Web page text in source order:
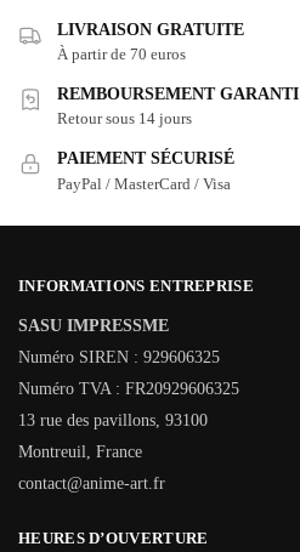
LIVRAISON GRATUITE
À partir de 70 euros
REMBOURSEMENT GARANTI
Retour sous 14 jours
PAIEMENT SÉCURISÉ
PayPal / MasterCard / Visa
INFORMATIONS ENTREPRISE
SASU IMPRESSME
Numéro SIREN : 929606325
Numéro TVA : FR20929606325
13 rue des pavillons, 93100
Montreuil, France
contact@anime-art.fr
HEURES D’OUVERTURE